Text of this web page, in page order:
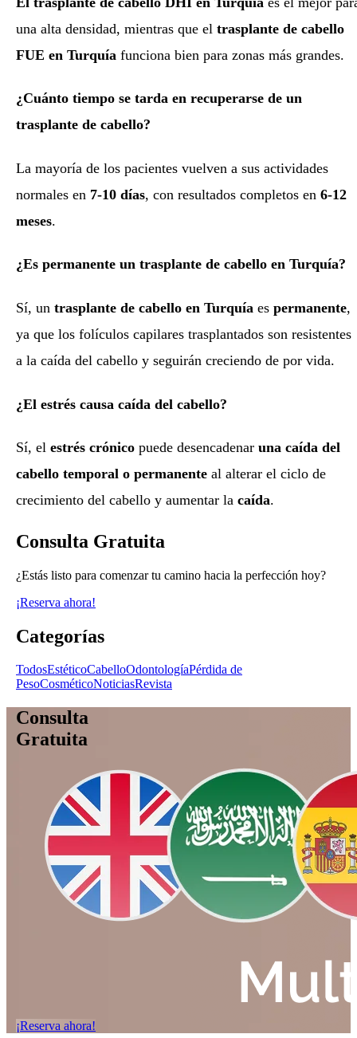
una alta densidad, mientras que el trasplante de cabello
FUE en Turquía funciona bien para zonas más grandes.
¿Cuánto tiempo se tarda en recuperarse de un
trasplante de cabello?
La mayoría de los pacientes vuelven a sus actividades
normales en 7-10 días, con resultados completos en 6-12
meses.
¿Es permanente un trasplante de cabello en Turquía?
Sí, un trasplante de cabello en Turquía es permanente,
ya que los folículos capilares trasplantados son resistentes
a la caída del cabello y seguirán creciendo de por vida.
¿El estrés causa caída del cabello?
Sí, el estrés crónico puede desencadenar una caída del
cabello temporal o permanente al alterar el ciclo de
crecimiento del cabello y aumentar la caída.
Consulta Gratuita
¿Estás listo para comenzar tu camino hacia la perfección hoy?
¡Reserva ahora!
Categorías
TodosEstéticoCabelloOdontologíaPérdida de
PesoCosméticoNoticiasRevista
Consulta
Gratuita
¡Reserva ahora!